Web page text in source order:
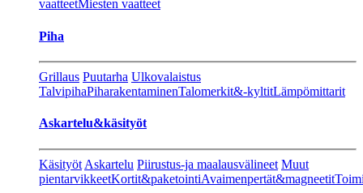
vaatteetMiesten vaatteet
Piha
Grillaus Puutarha Ulkovalaistus
TalvipihaPiharakentaminenTalomerkit&-kyltitLämpömittarit
Askartelu&käsityöt
Käsityöt Askartelu Piirustus-ja maalausvälineet Muut
pientarvikkeetKortit&paketointiAvaimenpertät&magneetit